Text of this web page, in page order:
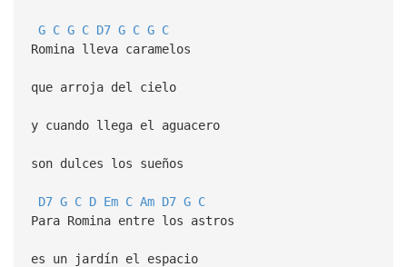
G C G C D7 G C G C
Romina lleva caramelos
que arroja del cielo
y cuando llega el aguacero
son dulces los sueños
D7 G C D Em C Am D7 G C
Para Romina entre los astros
es un jardín el espacio